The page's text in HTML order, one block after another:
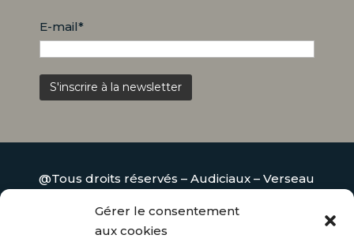
Gérer le consentement
aux cookies
E-mail*
@Tous droits réservés – Audiciaux –Verseau
Politique de confidentialité–Plan du site